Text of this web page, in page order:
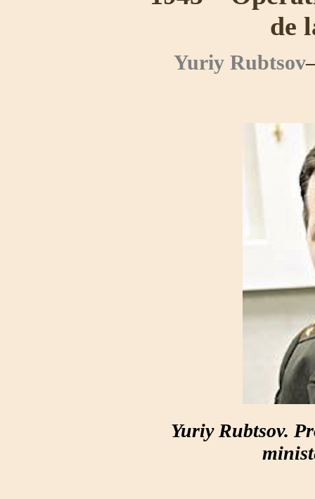
de
Yuriy Rubtsov
Yuriy Rubtsov.